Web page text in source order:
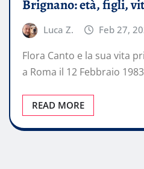
Brignano: età, figli,
Luca Z. Feb 27,
Flora Canto e la sua vita
a Roma il 12 Febbraio
READ MORE